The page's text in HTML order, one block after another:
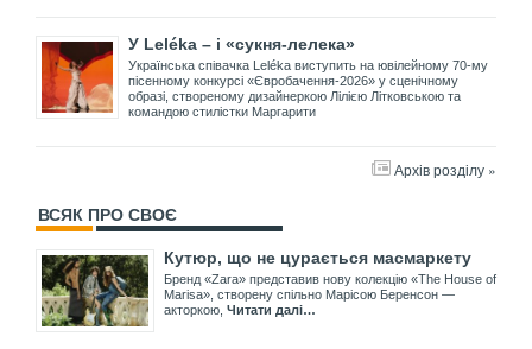
У Leléka – і «сукня-лелека»
Українська співачка Leléka виступить на ювілейному 70-му
пісенному конкурсі «Євробачення-2026» у сценічному
образі, створеному дизайнеркою Лілією Літковською та
командою стилістки Маргарити
Архів розділу »
ВСЯК ПРО СВОЄ
Кутюр, що не цурається масмаркету
Бренд «Zara» представив нову колекцію «The House of
Marisa», створену спільно Марісою Беренсон —
акторкою, Читати далі…